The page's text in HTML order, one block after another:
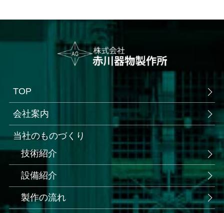
TOP
会社案内
当社のものづくり
技術紹介
設備紹介
製作の流れ